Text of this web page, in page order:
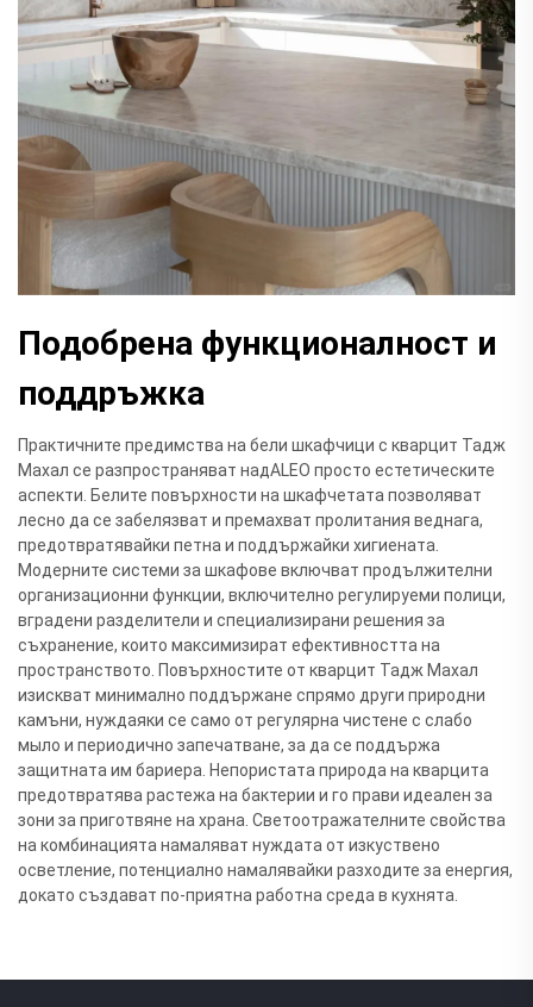
Подобрена функционалност и
поддръжка
Практичните предимства на бели шкафчици с кварцит Тадж
Махал се разпространяват надALEO просто естетическите
аспекти. Белите повърхности на шкафчетата позволяват
лесно да се забелязват и премахват пролитания веднага,
предотвратявайки петна и поддържайки хигиената.
Модерните системи за шкафове включват продължителни
организационни функции, включително регулируеми полици,
вградени разделители и специализирани решения за
съхранение, които максимизират ефективността на
пространството. Повърхностите от кварцит Тадж Махал
изискват минимално поддържане спрямо други природни
камъни, нуждаяки се само от регулярна чистене с слабо
мыло и периодично запечатване, за да се поддържа
защитната им бариера. Непористата природа на кварцита
предотвратява растежа на бактерии и го прави идеален за
зони за приготвяне на храна. Светоотражателните свойства
на комбинацията намаляват нуждата от изкуствено
осветление, потенциално намалявайки разходите за енергия,
докато създават по-приятна работна среда в кухнята.